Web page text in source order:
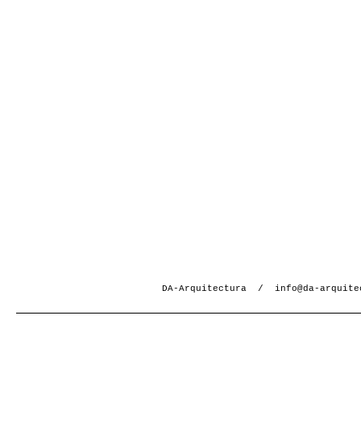
DA-Arquitectura / info@da-